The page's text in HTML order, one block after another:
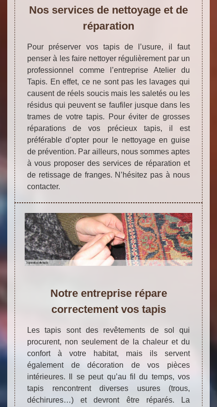
Nos services de nettoyage et de
réparation
Pour préserver vos tapis de l’usure, il faut
penser à les faire nettoyer régulièrement par un
professionnel comme l’entreprise Atelier du
Tapis. En effet, ce ne sont pas les lavages qui
causent de réels soucis mais les saletés ou les
résidus qui peuvent se faufiler jusque dans les
trames de votre tapis. Pour éviter de grosses
réparations de vos précieux tapis, il est
préférable d’opter pour le nettoyage en guise
de prévention. Par ailleurs, nous sommes aptes
à vous proposer des services de réparation et
de retissage de franges. N’hésitez pas à nous
contacter.
Notre entreprise répare
correctement vos tapis
Les tapis sont des revêtements de sol qui
procurent, non seulement de la chaleur et du
confort à votre habitat, mais ils servent
également de décoration de vos pièces
intérieures. Il se peut qu’au fil du temps, vos
tapis rencontrent diverses usures (trous,
déchirures…) et devront être réparés. La